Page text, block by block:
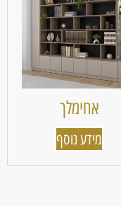
אחימלך
מידע נוסף